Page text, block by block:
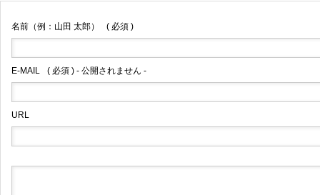
名前（例：山田 太郎） ( 必須 )
E-MAIL ( 必須 ) - 公開されません -
URL